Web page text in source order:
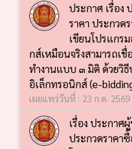
ประกาศ เรื่อง
ราคา ประกวด
เขียนโปรแกร
กส์เหมือนจริงสามารถเ
ทำงานแบบ ๓ มิติ ด้วยวิธี
อิเล็กทรอนิกส์ (e-
เผยแพร่วันที่ : 23 ก.ค. 2569
เรื่อง ประกาศ
ประกวดราคา